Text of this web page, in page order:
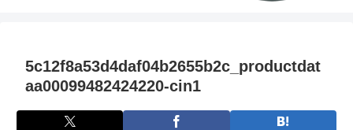
5c12f8a53d4daf04b2655b2c_productdat
aa00099482424220-cin1